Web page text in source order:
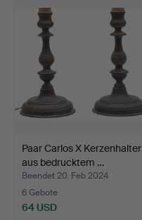
Paar Carlos X Kerzenhalter
aus bedrucktem …
Beendet 20. Feb 2024
6 Gebote
64 USD